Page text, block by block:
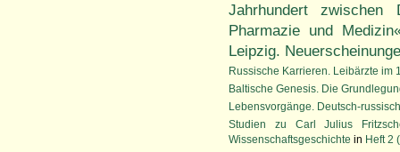
Jahrhundert zwischen
Pharmazie und
Leipzig.
Russische Karrieren. Leibärzte im
Baltische Genesis. Die
Lebensvorgänge. Deutsch-
Studien zu Carl Julius
Wissenschaftsgeschichte in Heft 2